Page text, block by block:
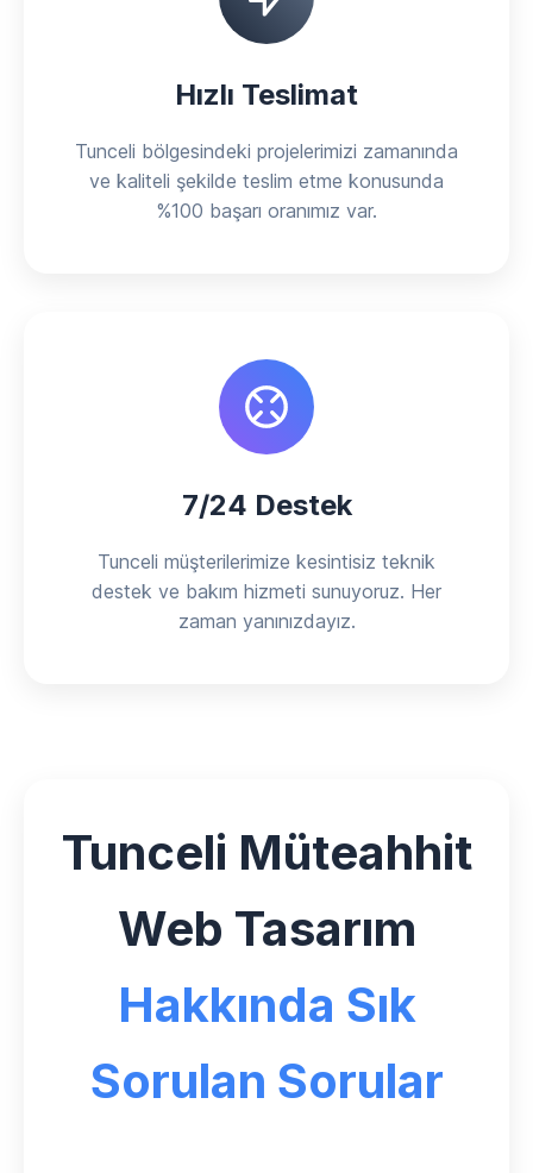
Hızlı Teslimat
Tunceli bölgesindeki projelerimizi zamanında
ve kaliteli şekilde teslim etme konusunda
%100 başarı oranımız var.
7/24 Destek
Tunceli müşterilerimize kesintisiz teknik
destek ve bakım hizmeti sunuyoruz. Her
zaman yanınızdayız.
Tunceli Müteahhit
Web Tasarım
Hakkında Sık
Sorulan Sorular